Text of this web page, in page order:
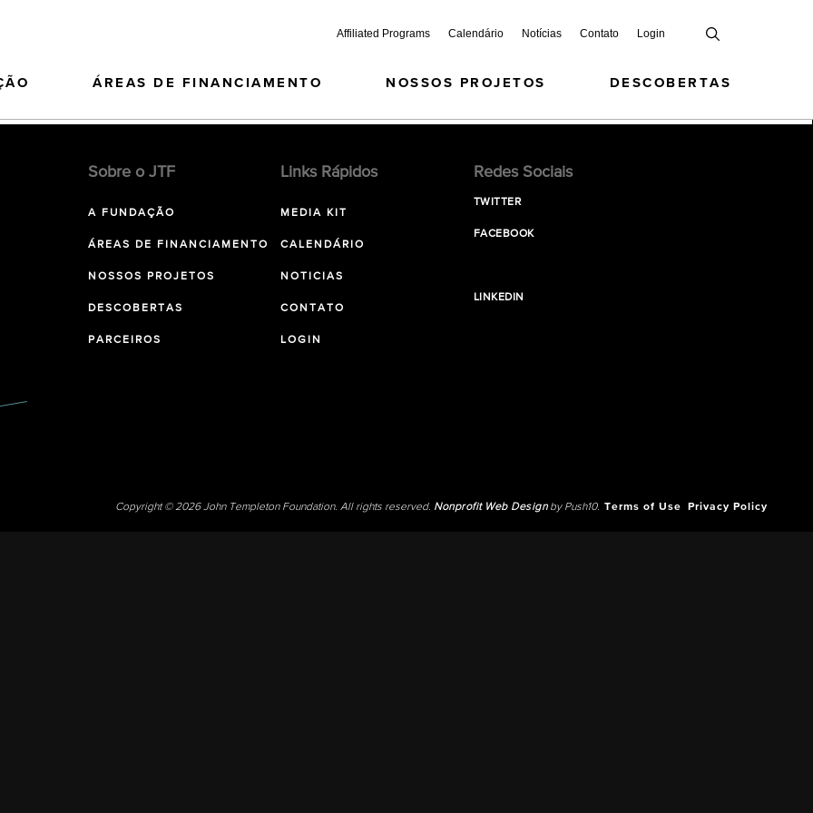
Affiliated Programs Calendário Notícias Contato Login
ÁREAS DE FINANCIAMENTO NOSSOS PROJETOS DESCOBERTAS
Sobre o JTF
A FUNDAÇÃO
ÁREAS DE FINANCIAMENTO
NOSSOS PROJETOS
DESCOBERTAS
PARCEIROS
Links Rápidos
MEDIA KIT
CALENDÁRIO
NOTICIAS
CONTATO
LOGIN
Redes Sociais
TWITTER
FACEBOOK
LINKEDIN
Copyright © 2026 John Templeton Foundation. All rights reserved. Nonprofit Web Designby Push10. Terms of Use Privacy Policy